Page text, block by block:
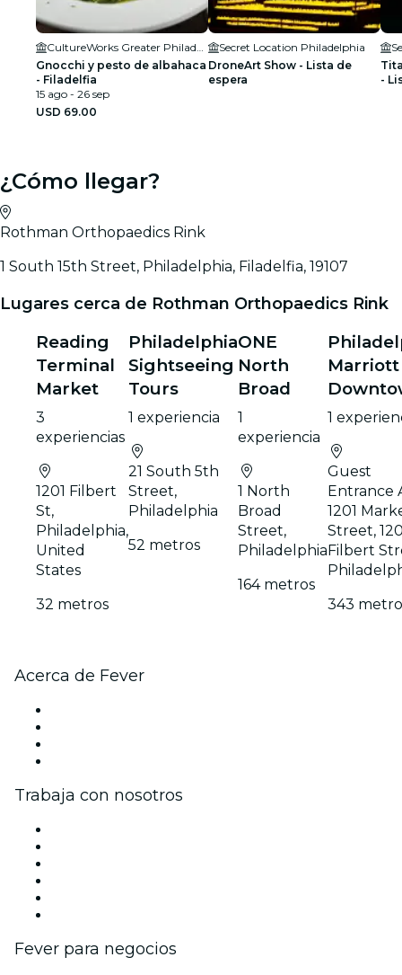
Gnocchi y pesto de albahaca
- Filadelfia
15 ago - 26 sep
USD 69.00
Secret Location Philadelphia
DroneArt Show - Lista de
espera
-
¿Cómo llegar?
Rothman Orthopaedics Rink
1 South 15th Street, Philadelphia, Filadelfia, 19107
Lugares cerca de Rothman Orthopaedics Rink
Reading
Terminal
Market
3
experiencias
1201 Filbert
St,
Philadelphia,
United
States
32 metros
Philadelphia
Sightseeing
Tours
1 experiencia
21 South 5th
Street,
Philadelphia
52 metros
ONE
North
Broad
1
experiencia
1 North
Broad
Street,
Philadelphia
164 metros
Marriott
1
Guest
Entrance
1201
Street,
Filbert
343
Acerca de Fever
Trabaja con nosotros
Fever para negocios